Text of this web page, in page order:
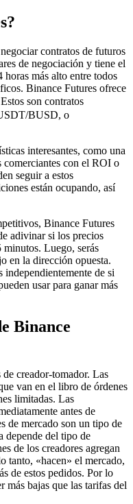
contratos de futuros
de negociación y tiene el
más alto entre todos
Binance Futures ofrece
son contratos
BUSD, o
interesantes, como una
comerciantes con el ROI o
seguir a estos
están ocupando, así
Binance Futures
adivinar si los precios
Luego, serás
en la dirección opuesta.
independientemente de si
usar para ganar más
Binance
creador-tomador. Las
van en el libro de órdenes
limitadas. Las
antes de
de mercado son un tipo de
depende del tipo de
de los creadores agregan
tanto, «hacen» el mercado,
de estos pedidos. Por lo
más bajas que las tarifas del